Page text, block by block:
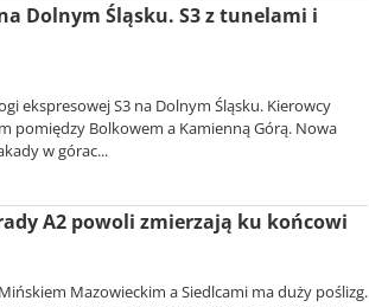
Dolnym Śląsku. S3 z tunelami i
ekspresowej S3 na Dolnym Śląsku. Kierowcy
pomiędzy Bolkowem a Kamienną Górą. Nowa
w górac...
A2 powoli zmierzają ku końcowi
Mazowieckim a Siedlcami ma duży poślizg.